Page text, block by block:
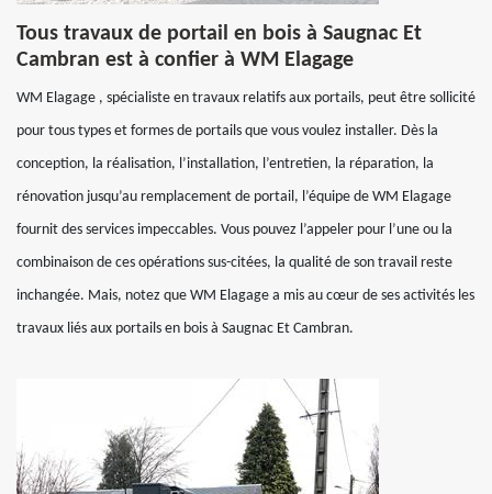
Tous travaux de portail en bois à Saugnac Et
Cambran est à confier à WM Elagage
WM Elagage , spécialiste en travaux relatifs aux portails, peut être sollicité
pour tous types et formes de portails que vous voulez installer. Dès la
conception, la réalisation, l’installation, l’entretien, la réparation, la
rénovation jusqu’au remplacement de portail, l’équipe de WM Elagage
fournit des services impeccables. Vous pouvez l’appeler pour l’une ou la
combinaison de ces opérations sus-citées, la qualité de son travail reste
inchangée. Mais, notez que WM Elagage a mis au cœur de ses activités les
travaux liés aux portails en bois à Saugnac Et Cambran.